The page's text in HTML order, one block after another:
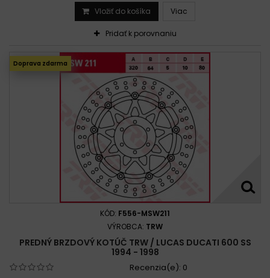
Vložiť do košíka Viac
Pridať k porovnaniu
Doprava zdarma
KÓD: F556-MSW211
VÝROBCA: TRW
PREDNÝ BRZDOVÝ KOTÚČ TRW / LUCAS DUCATI 600 SS
1994 - 1998
Recenzia(e): 0